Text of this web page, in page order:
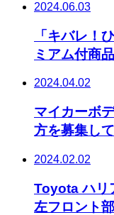
2024.06.03
「キバレ！
ミアム付商
2024.04.02
マイカーボ
方を募集し
2024.02.02
Toyota ハ
左フロント